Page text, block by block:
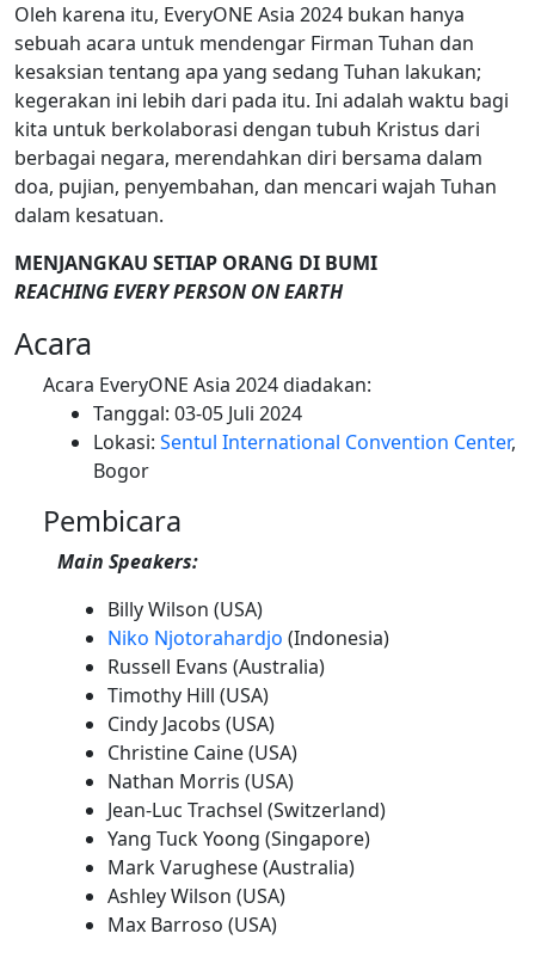
Oleh karena itu, EveryONE Asia 2024 bukan hanya
sebuah acara untuk mendengar Firman Tuhan dan
kesaksian tentang apa yang sedang Tuhan lakukan;
kegerakan ini lebih dari pada itu. Ini adalah waktu bagi
kita untuk berkolaborasi dengan tubuh Kristus dari
berbagai negara, merendahkan diri bersama dalam
doa, pujian, penyembahan, dan mencari wajah Tuhan
dalam kesatuan.
MENJANGKAU SETIAP ORANG DI BUMI
REACHING EVERY PERSON ON EARTH
Acara
Acara EveryONE Asia 2024 diadakan:
Tanggal: 03-05 Juli 2024
Lokasi: Sentul International Convention Center,
Bogor
Pembicara
Main Speakers:
Billy Wilson (USA)
Niko Njotorahardjo (Indonesia)
Russell Evans (Australia)
Timothy Hill (USA)
Cindy Jacobs (USA)
Christine Caine (USA)
Nathan Morris (USA)
Jean-Luc Trachsel (Switzerland)
Yang Tuck Yoong (Singapore)
Mark Varughese (Australia)
Ashley Wilson (USA)
Max Barroso (USA)